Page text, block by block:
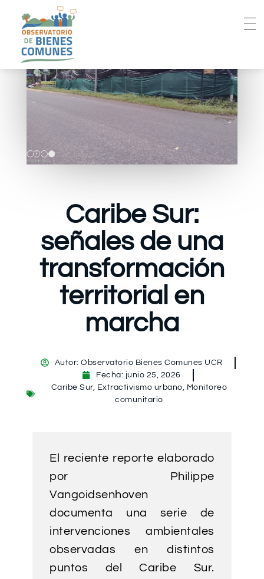
Caribe Sur:
señales de una
transformación
territorial en
marcha
Autor: Observatorio Bienes Comunes UCR
Fecha: junio 25, 2026
Caribe Sur, Extractivismo urbano
Monitoreo
comunitario
El reciente reporte elaborado
por Philippe
Vangoidsenhoven
documenta una serie de
intervenciones ambientales
observadas en distintos
puntos del Caribe Sur.